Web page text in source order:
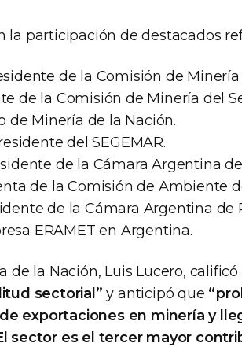
la participación de destacados
de la Comisión de
de la Comisión de Minería del
de Minería de la Nación.
del SEGEMAR.
de la Cámara Argentina
de la Comisión de Ambiente
de la Cámara Argentina de
ERAMET en Argentina.
de la Nación, Luis Lucero,
sectorial” y anticipó que
exportaciones en minería y
sector es el tercer mayor